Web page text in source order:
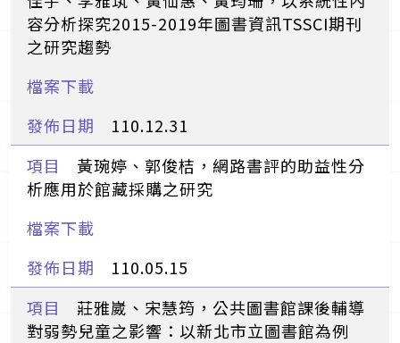
容分析探究2015-2019年圖書資訊TSSCI期刊
之研究趨勢
110.12.31
黃琬婷、郭俊桔，網路書評的助益性分
析應用於館藏採購之研究
110.05.15
莊雅崴、宋慧筠，公共圖書館課後輔導
對弱勢兒童之影響：以新北市立圖書館為例